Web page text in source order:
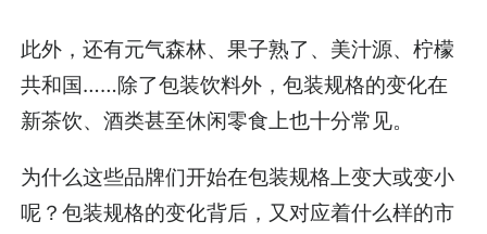
此外，还有元气森林、果子熟了、美汁源、柠檬
共和国……除了包装饮料外，包装规格的变化在
新茶饮、酒类甚至休闲零食上也十分常见。
为什么这些品牌们开始在包装规格上变大或变小
呢？包装规格的变化背后，又对应着什么样的市